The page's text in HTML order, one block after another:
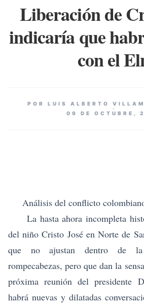
Liberación de
indicaría que
con el
POR LUIS ALBERTO
09 DE OCTUBRE,
Análisis del conflicto
La hasta ahora incompleta
del niño Cristo José en Norte de
que no ajustan dentro de la
rompecabezas, pero que dan la
próxima reunión del presidente
habrá nuevas y dilatadas